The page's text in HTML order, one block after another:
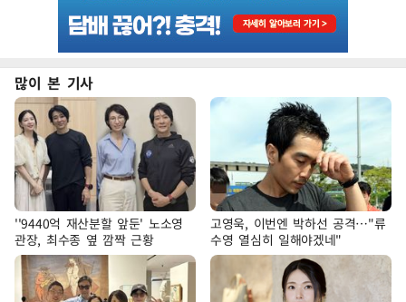
많이 본 기사
''9440억 재산분할 앞둔' 노소영
관장, 최수종 옆 깜짝 근황
고영욱, 이번엔 박하선 공격…"류
수영 열심히 일해야겠네"